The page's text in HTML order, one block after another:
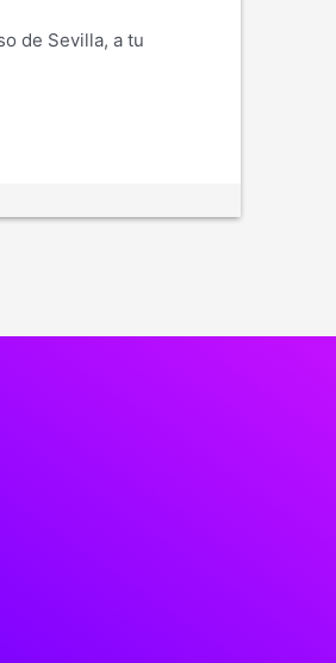
de Sevilla, a tu